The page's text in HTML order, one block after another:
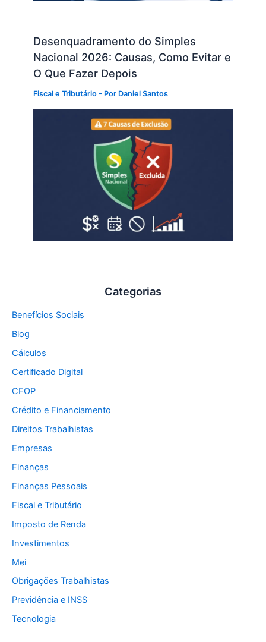
Desenquadramento do Simples
Nacional 2026: Causas, Como Evitar e
O Que Fazer Depois
Fiscal e Tributário - Por Daniel Santos
Categorias
Benefícios Sociais
Blog
Cálculos
Certificado Digital
CFOP
Crédito e Financiamento
Direitos Trabalhistas
Empresas
Finanças
Finanças Pessoais
Fiscal e Tributário
Imposto de Renda
Investimentos
Mei
Obrigações Trabalhistas
Previdência e INSS
Tecnologia